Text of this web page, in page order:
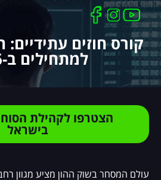
קורס חוזים
למתחילים ב-2026
הצטרפו לקהילת
בישראל
עולם המסחר בשוק ההון מציע מגוון